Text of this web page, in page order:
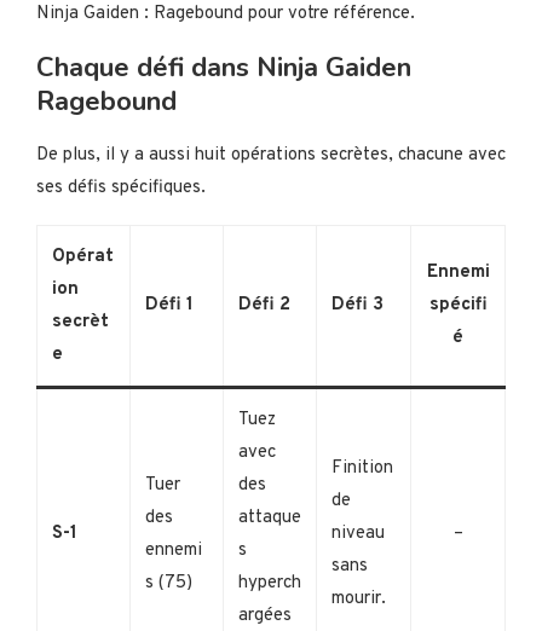
Ninja Gaiden : Ragebound pour votre référence.
Chaque défi dans Ninja Gaiden
Ragebound
De plus, il y a aussi huit opérations secrètes, chacune avec
ses défis spécifiques.
Opérat
ion
secrèt
e
Défi 1 Défi 2 Défi 3
Ennemi
spécifi
é
S-1
Tuer
des
ennemi
s (75)
Tuez
avec
des
attaque
s
hyperch
argées
Finition
de
niveau
sans
mourir.
–